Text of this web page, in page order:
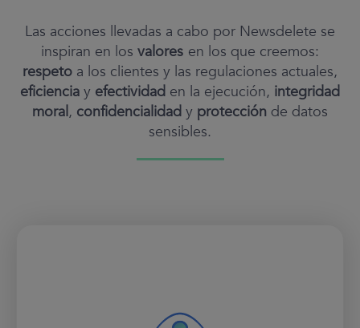
Las acciones llevadas a cabo por Newsdelete se
inspiran en losvalores en los que creemos:
respetoa los clientes y las regulaciones actuales,
eficienciay efectividaden la ejecución, integridad
moral, confidencialidad y protección de datos
sensibles.